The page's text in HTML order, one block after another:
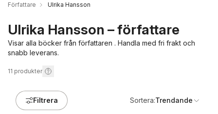
Författare Ulrika Hansson
Ulrika Hansson – författare
Visar alla böcker från författaren . Handla med fri frakt och
snabb leverans.
11 produkter
Filtrera Sortera:Trendande